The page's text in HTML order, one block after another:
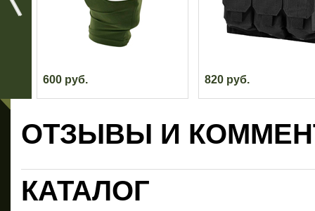
600 руб. 820 руб.
ОТЗЫВЫ И
КАТАЛОГ